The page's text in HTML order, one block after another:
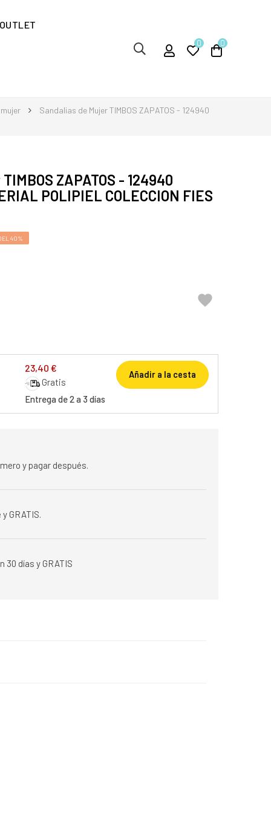
OUTLET
0 0
Sandalias de Mujer TIMBOS ZAPATOS - 124940
ZAPATOS - 124940
POLIPIEL COLECCION FIES
40%

23,40 €
Gratis
Entrega de 2 a 3 días
Añadir a la cesta
y pagar después.
GRATIS.
30 días y GRATIS